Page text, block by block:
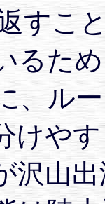
すこ
るた
、ル
けや
沢山